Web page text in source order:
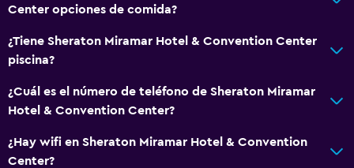
Center opciones de comida?
¿Tiene Sheraton Miramar Hotel & Convention Center
piscina?
¿Cuál es el número de teléfono de Sheraton Miramar
Hotel & Convention Center?
¿Hay wifi en Sheraton Miramar Hotel & Convention
Center?